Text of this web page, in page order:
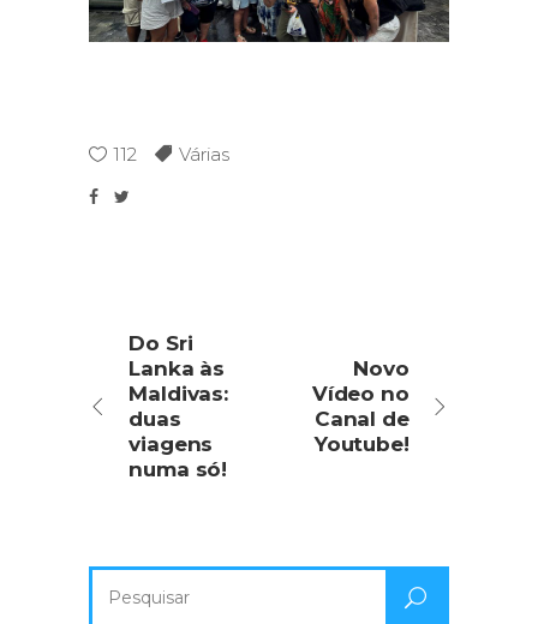
112 Várias
Do Sri
Lanka às
Maldivas:
duas
viagens
numa só!
Novo
Vídeo no
Canal de
Youtube!
por: